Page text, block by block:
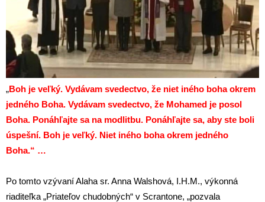
„Boh je veľký. Vydávam svedectvo, že niet iného boha okrem
jedného Boha. Vydávam svedectvo, že Mohamed je posol
Boha. Ponáhľajte sa na modlitbu. Ponáhľajte sa, aby ste boli
úspešní. Boh je veľký. Niet iného boha okrem jedného
Boha.“ …
Po tomto vzývaní Alaha sr. Anna Walshová, I.H.M., výkonná
riaditeľka „Priateľov chudobných“ v Scrantone, „pozvala